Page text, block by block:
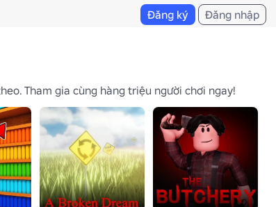
Đăng ký Đăng nhập
Tham gia cùng hàng triệu người chơi ngay!